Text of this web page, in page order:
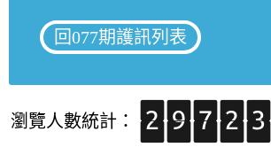
回077期護訊列表
瀏覽人數統計：